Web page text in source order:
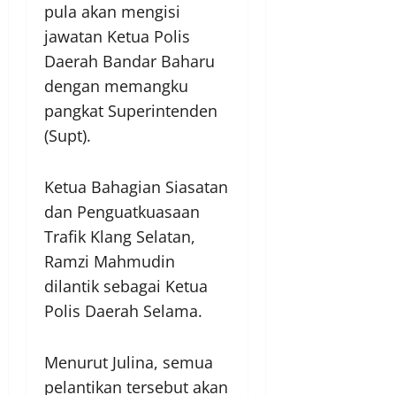
pula akan mengisi
jawatan Ketua Polis
Daerah Bandar Baharu
dengan memangku
pangkat Superintenden
(Supt).
Ketua Bahagian Siasatan
dan Penguatkuasaan
Trafik Klang Selatan,
Ramzi Mahmudin
dilantik sebagai Ketua
Polis Daerah Selama.
Menurut Julina, semua
pelantikan tersebut akan